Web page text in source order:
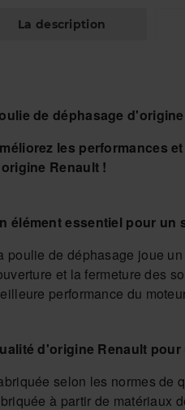
La description
de déphasage
les performances
Renault !
élément essentiel pour
poulie de déphasage joue
et la fermeture des
performance du
d'origine Renault
selon les normes de
à partir de matériaux